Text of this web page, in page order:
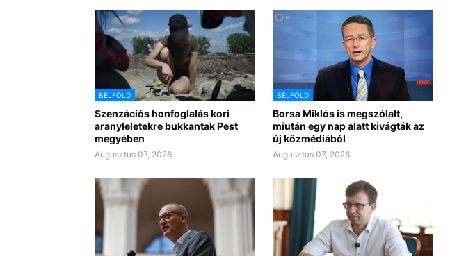
BELFÖLD
Szenzációs honfoglalás kori
aranyleletekre bukkantak Pest
megyében
Augusztus 07, 2026
BELFÖLD
Borsa Miklós is megszólalt,
miután egy nap alatt kivágták az
új közmédiából
Augusztus 07, 2026